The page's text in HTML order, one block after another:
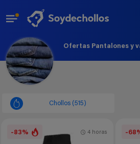
Chollos (515)
-83% 4 horas -